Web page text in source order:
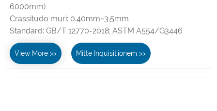
6000mm)
Crassitudo muri: 0.40mm~3.5mm
Standard: GB/T 12770-2018; ASTM A554/G3446
View More >> Mitte Inquisitionem >>